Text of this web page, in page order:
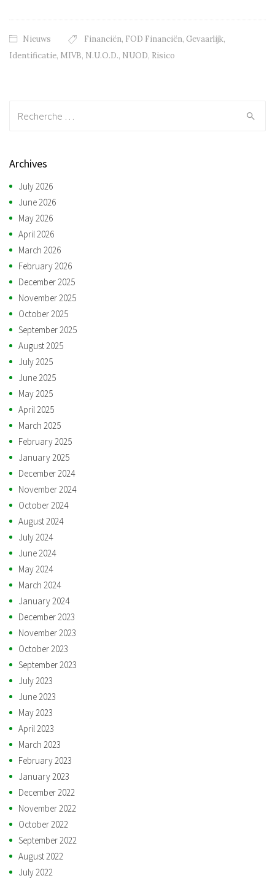
Nieuws Financiën, FOD Financiën, Gevaarlijk,
Identificatie, MIVB, N.U.O.D., NUOD, Risico
Archives
July 2026
June 2026
May 2026
April 2026
March 2026
February 2026
December 2025
November 2025
October 2025
September 2025
August 2025
July 2025
June 2025
May 2025
April 2025
March 2025
February 2025
January 2025
December 2024
November 2024
October 2024
August 2024
July 2024
June 2024
May 2024
March 2024
January 2024
December 2023
November 2023
October 2023
September 2023
July 2023
June 2023
May 2023
April 2023
March 2023
February 2023
January 2023
December 2022
November 2022
October 2022
September 2022
August 2022
July 2022